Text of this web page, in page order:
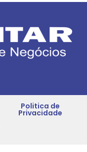
Politica de
Privacidade